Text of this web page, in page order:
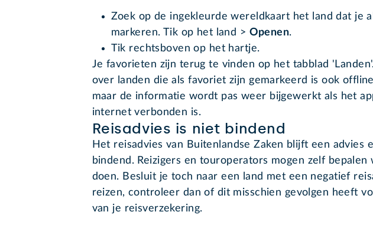
Zoek op de ingekleurde wereldkaart het land dat je
markeren. Tik op het land > Openen.
Tik rechtsboven op het hartje.
Je favorieten zijn terug te vinden op het tabblad
over landen die als favoriet zijn gemarkeerd is ook
maar de informatie wordt pas weer bijgewerkt als het
internet verbonden is.
Reisadvies is niet bindend
Het reisadvies van Buitenlandse Zaken blijft een advies
bindend. Reizigers en touroperators mogen zelf bepalen
doen. Besluit je toch naar een land met een negatief
reizen, controleer dan of dit misschien gevolgen heeft
van je reisverzekering.